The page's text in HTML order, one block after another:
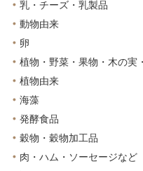
乳・チーズ・乳製品
動物由来
卵
植物・野菜・果物・木の実
植物由来
海藻
発酵食品
穀物・穀物加工品
肉・ハム・ソーセージなど